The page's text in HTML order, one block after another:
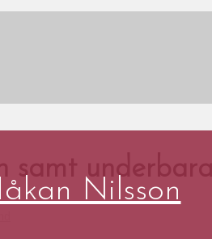
Nilsson
samt